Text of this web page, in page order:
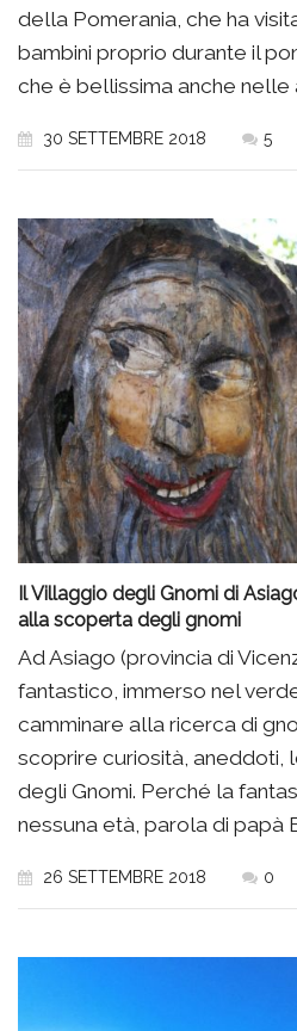
della Pomerania, che ha
bambini proprio durante il
che è bellissima anche nelle
30 SETTEMBRE 2018 5
Il Villaggio degli Gnomi di
alla scoperta degli gnomi
Ad Asiago (provincia di
fantastico, immerso nel
camminare alla ricerca di
scoprire curiosità, aneddoti,
degli Gnomi. Perché la
nessuna età, parola di papà
26 SETTEMBRE 2018 0